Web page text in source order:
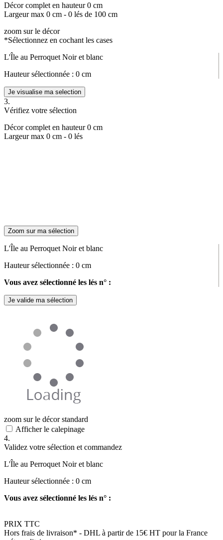
Décor complet en hauteur0 cm
Largeur max 0 cm - 0 lés de 100 cm
zoom sur le décor
*Sélectionnez en cochant les cases
L'Île au Perroquet Noir et blanc
Hauteur sélectionnée : 0 cm
Je visualise ma selection
3.
Vérifiez votre sélection
Décor complet en hauteur0 cm
Largeur max 0 cm - 0 lés
Zoom sur ma sélection
L'Île au Perroquet Noir et blanc
Hauteur sélectionnée : 0 cm
Vous avez sélectionné les lés n° :
Je valide ma sélection
zoom sur le décor standard
Afficher le calepinage
4.
Validez votre sélection et commandez
L'Île au Perroquet Noir et blanc
Hauteur sélectionnée : 0 cm
Vous avez sélectionné les lés n° :
PRIX TTC
Hors frais de livraison* - DHL à partir de 15€ HT pour la France